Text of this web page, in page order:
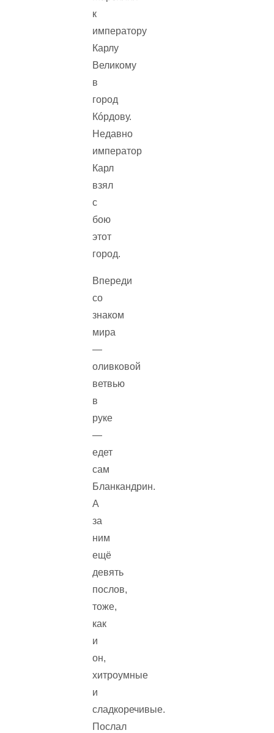
к
императору
Карлу
Великому
в
город
Кóрдову.
Недавно
император
Карл
взял
с
бою
этот
город.
Впереди
со
знаком
мира
—
оливковой
ветвью
в
руке
—
едет
сам
Бланкандрин.
А
за
ним
ещё
девять
послов,
тоже,
как
и
он,
хитроумные
и
сладкоречивые.
Послал